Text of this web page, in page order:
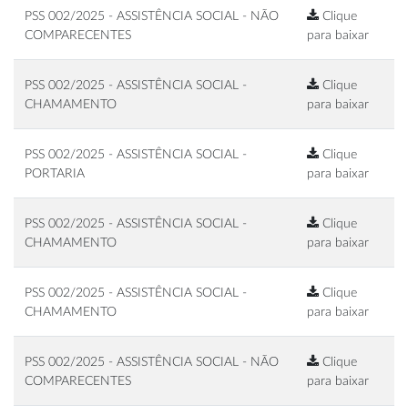
PSS 002/2025 - ASSISTÊNCIA SOCIAL - NÃO
COMPARECENTES
Clique
para baixar
PSS 002/2025 - ASSISTÊNCIA SOCIAL -
CHAMAMENTO
Clique
para baixar
PSS 002/2025 - ASSISTÊNCIA SOCIAL -
PORTARIA
Clique
para baixar
PSS 002/2025 - ASSISTÊNCIA SOCIAL -
CHAMAMENTO
Clique
para baixar
PSS 002/2025 - ASSISTÊNCIA SOCIAL -
CHAMAMENTO
Clique
para baixar
PSS 002/2025 - ASSISTÊNCIA SOCIAL - NÃO
COMPARECENTES
Clique
para baixar